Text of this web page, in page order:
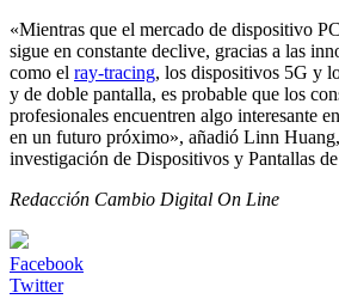
«Mientras que el mercado de dispositivo
sigue en constante declive, gracias a las
como el ray-tracing, los dispositivos 5G y
y de doble pantalla, es probable que los
profesionales encuentren algo interesante
en un futuro próximo», añadió Linn
investigación de Dispositivos y Pantallas
Redacción Cambio Digital On Line
Facebook
Twitter